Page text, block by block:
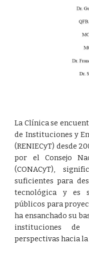
La Clínica se
de Instituciones y
(RENIECyT) desde
por el Consejo
(CONACyT),
suficientes para
tecnológica y es
públicos para
ha ensanchado su
instituciones de
perspectivas hacia